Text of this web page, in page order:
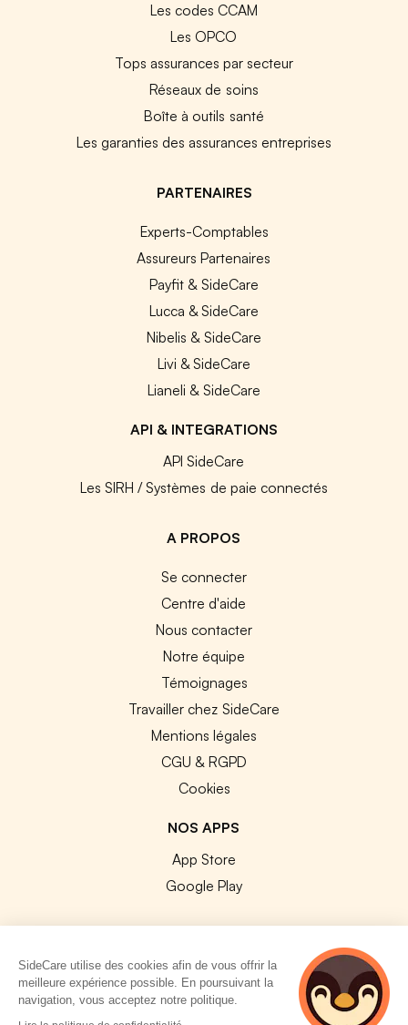
Les codes CCAM
Les OPCO
Tops assurances par secteur
Réseaux de soins
Boîte à outils santé
Les garanties des assurances entreprises
PARTENAIRES
Experts-Comptables
Assureurs Partenaires
Payfit & SideCare
Lucca & SideCare
Nibelis & SideCare
Livi & SideCare
Lianeli & SideCare
API & INTEGRATIONS
API SideCare
Les SIRH / Systèmes de paie connectés
A PROPOS
Se connecter
Centre d'aide
Nous contacter
Notre équipe
Témoignages
Travailler chez SideCare
Mentions légales
CGU & RGPD
Cookies
NOS APPS
App Store
Google Play
© 2026 SideCare. Tous droits réservés.
SideCare utilise des cookies afin de vous offrir la
meilleure expérience possible. En poursuivant la
navigation, vous acceptez notre politique.